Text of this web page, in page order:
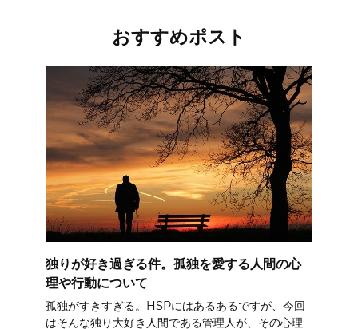
おすすめポスト
独りが好き過ぎる件。孤独を愛する人間の心
理や行動について
孤独がすきすぎる。HSPにはあるあるですが、今回
はそんな独り大好き人間である管理人が、その心理